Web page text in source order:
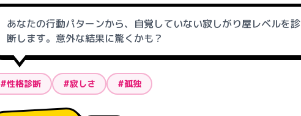
あなたの行動パターンから、自覚していない寂しがり屋レベルを診
断します。意外な結果に驚くかも？
#性格診断 #寂しさ #孤独